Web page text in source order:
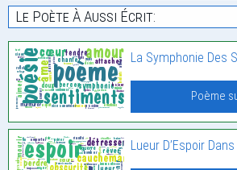
Le Poète À Aussi Écrit:
La Symphonie Des
Poème
Lueur D’Espoir Dans